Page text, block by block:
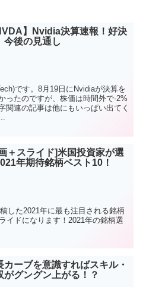
】Nvidia決算速報！好決
今後の見通し
です。8月19日にNvidiaが決算を
ったのですが、株価は時間外で-2%
関連の記事は他にもいっぱい出てく
＋スライド]米国投資家が選
年期待銘柄ベスト10！
した2021年に最も注目される銘柄
イドになります！2021年の銘柄選
カーブを意識すればスキル・
がグングン上がる！？